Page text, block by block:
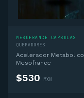
MESOFRANCE CAPSULAS
QUEMADORES
Acelerador Metabolico
Mesofrance
$530 MXN